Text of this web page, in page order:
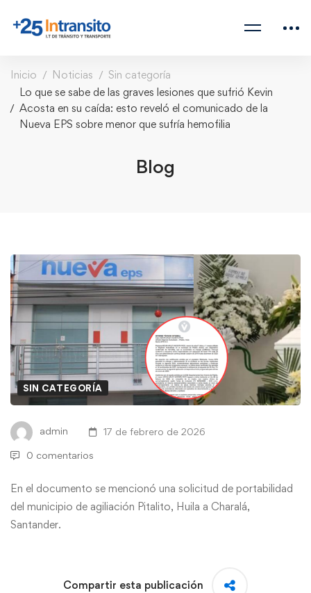
Inicio Noticias
Sin categoría
Lo que se sabe de las graves lesiones que sufrió Kevin
Acosta en su caída: esto reveló el comunicado de la
Nueva EPS sobre menor que sufría hemofilia
Blog
SIN CATEGORÍA
admin 17 de febrero de 2026
0 comentarios
En el documento se mencionó una solicitud de portabilidad
del municipio de agiliación Pitalito, Huila a Charalá,
Santander.
Compartir esta publicación